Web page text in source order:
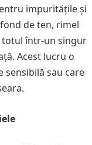
impuritățile și
de ten, rimel
totul într-un singur
Acest lucru o
sensibilă sau care